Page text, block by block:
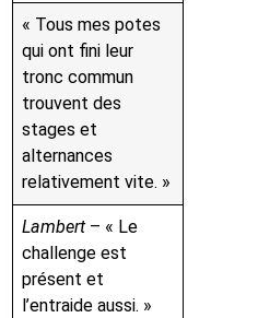
« Tous mes potes
qui ont fini leur
tronc commun
trouvent des
stages et
alternances
relativement vite. »
Lambert– « Le
challenge est
présent et
l’entraide aussi. »